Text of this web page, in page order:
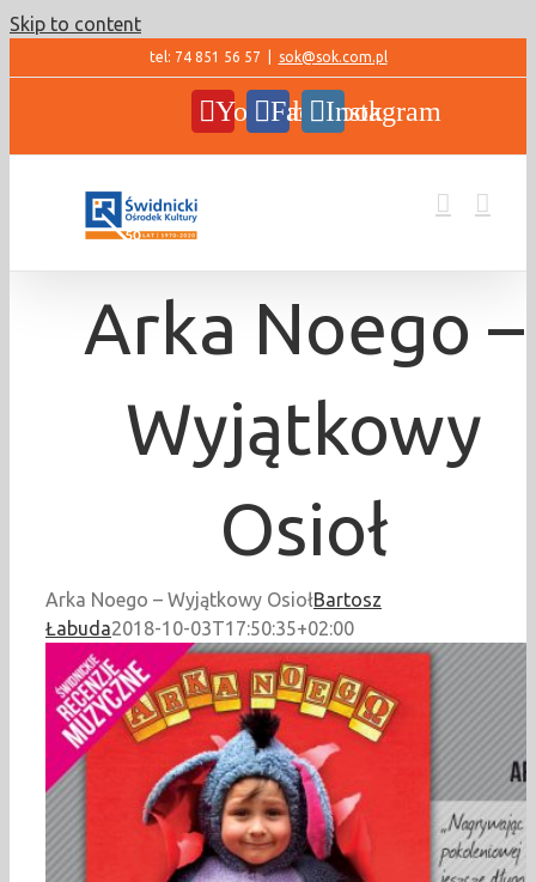
Skip to content
tel: 74 851 56 57 sok@sok.com.pl
YouTubeFacebookInstagram
Arka Noego –
Wyjątkowy
Osioł
Arka Noego – Wyjątkowy OsiołBartosz
Łabuda2018-10-03T17:50:35+02:00